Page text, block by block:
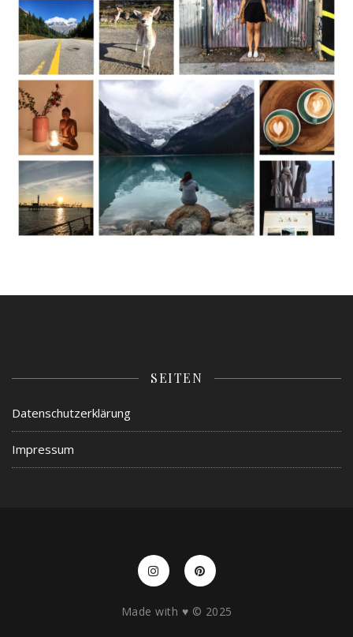
SEITEN
Datenschutzerklärung
Impressum
Made with ♥️ © 2025